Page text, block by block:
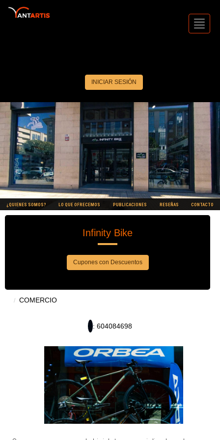
INICIAR SESIÓN
¿QUIENES SOMOS? LO QUE OFRECEMOS PUBLICACIONES RESEÑAS CONTACTO
Infinity Bike
Cupones con Descuentos
COMERCIO
: 604084698